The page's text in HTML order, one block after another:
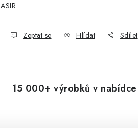
ASIR
Zeptat se Hlídat Sdílet
15 000+ výrobků v nabídce